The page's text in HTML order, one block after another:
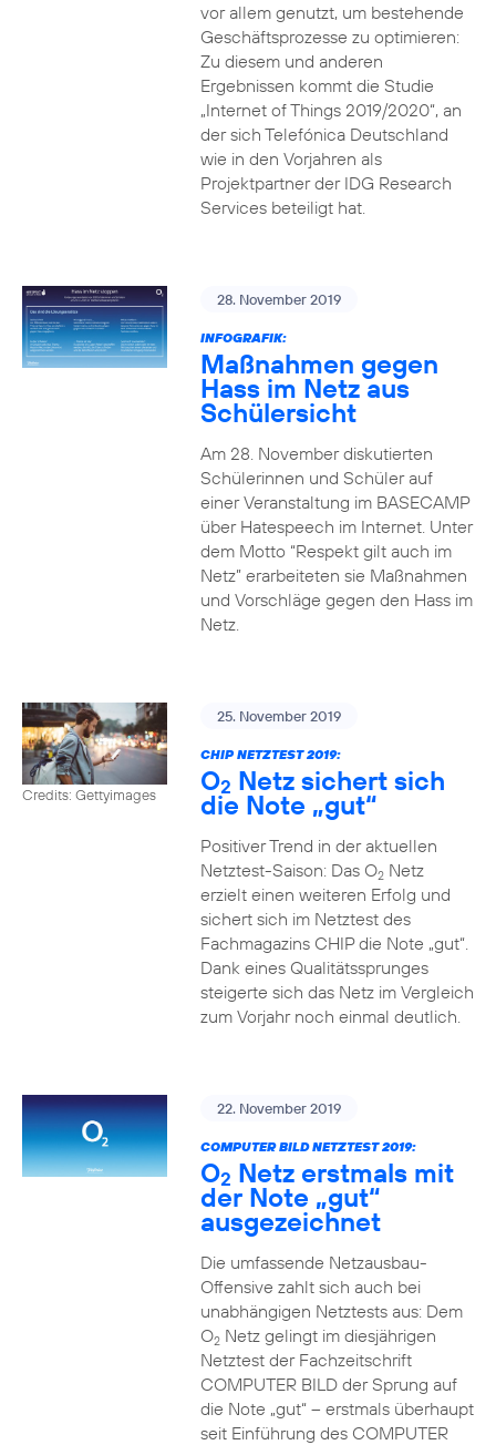
vor allem genutzt, um bestehende
Geschäftsprozesse zu optimieren:
Zu diesem und anderen
Ergebnissen kommt die Studie
„Internet of Things 2019/2020“, an
der sich Telefónica Deutschland
wie in den Vorjahren als
Projektpartner der IDG Research
Services beteiligt hat.
28. November 2019
INFOGRAFIK:
Maßnahmen gegen
Hass im Netz aus
Schülersicht
Am 28. November diskutierten
Schülerinnen und Schüler auf
einer Veranstaltung im BASECAMP
über Hatespeech im Internet. Unter
dem Motto “Respekt gilt auch im
Netz” erarbeiteten sie Maßnahmen
und Vorschläge gegen den Hass im
Netz.
Credits: Gettyimages
25. November 2019
CHIP NETZTEST 2019:
O2 Netz sichert sich
die Note „gut“
Positiver Trend in der aktuellen
Netztest-Saison: Das O2Netz
erzielt einen weiteren Erfolg und
sichert sich im Netztest des
Fachmagazins CHIP die Note „gut“.
Dank eines Qualitätssprunges
steigerte sich das Netz im Vergleich
zum Vorjahr noch einmal deutlich.
22. November 2019
COMPUTER BILD NETZTEST 2019:
O2 Netz erstmals mit
der Note „gut“
ausgezeichnet
Die umfassende Netzausbau-
Offensive zahlt sich auch bei
unabhängigen Netztests aus: Dem
O2Netz gelingt im diesjährigen
Netztest der Fachzeitschrift
COMPUTER BILD der Sprung auf
die Note „gut“ – erstmals überhaupt
seit Einführung des COMPUTER